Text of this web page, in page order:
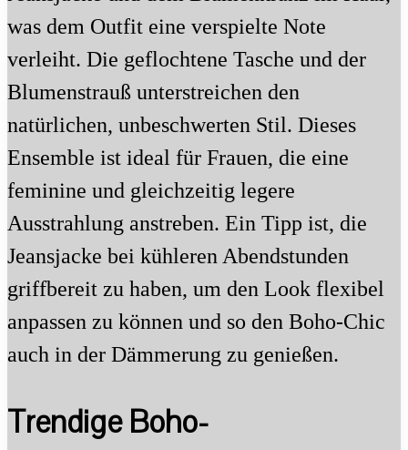
was dem Outfit eine verspielte Note
verleiht. Die geflochtene Tasche und der
Blumenstrauß unterstreichen den
natürlichen, unbeschwerten Stil. Dieses
Ensemble ist ideal für Frauen, die eine
feminine und gleichzeitig legere
Ausstrahlung anstreben. Ein Tipp ist, die
Jeansjacke bei kühleren Abendstunden
griffbereit zu haben, um den Look flexibel
anpassen zu können und so den Boho-Chic
auch in der Dämmerung zu genießen.
Trendige Boho-